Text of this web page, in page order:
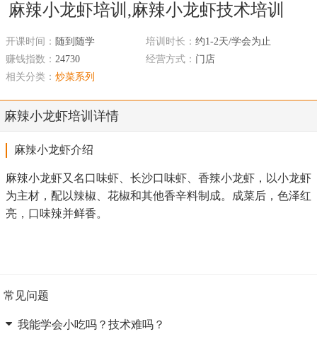
麻辣小龙虾培训,麻辣小龙虾技术培训
开课时间： 随到随学 培训时长： 约1-2天/学会为止
赚钱指数： 24730 经营方式： 门店
相关分类： 炒菜系列
麻辣小龙虾培训详情
麻辣小龙虾介绍
麻辣小龙虾又名口味虾、长沙口味虾、香辣小龙虾，以小龙虾
为主材，配以辣椒、花椒和其他香辛料制成。成菜后，色泽红
亮，口味辣并鲜香。
常见问题
我能学会小吃吗？技术难吗？